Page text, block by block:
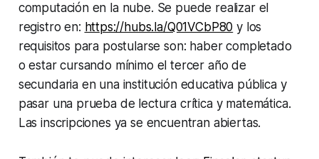
computación en la nube. Se puede realizar el
registro en: https://hubs.la/Q01VCbP80 y los
requisitos para postularse son: haber completado
o estar cursando mínimo el tercer año de
secundaria en una institución educativa pública y
pasar una prueba de lectura crítica y matemática.
Las inscripciones ya se encuentran abiertas.